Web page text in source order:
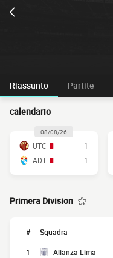
Riassunto Partite
calendario
08/08/26
UTC
1
ADT
1
Primera Division
# Squadra
1 Alianza Lima